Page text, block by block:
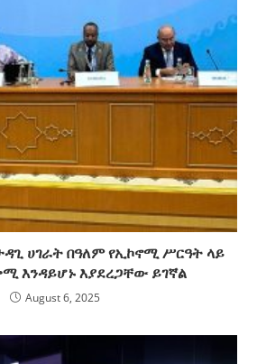
ሀገራት በዓለም የኢኮኖሚ ሥርዓት ላይ
እንዳይሆኑ እያደረጋቸው ይገኛል
August 6, 2025